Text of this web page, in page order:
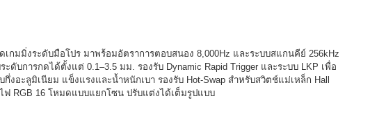
เกมมิ่งระดับมือโปร มาพร้อมอัตราการตอบสนอง 8,000Hz และระบบสแกนคีย์ 256kHz
ะดับการกดได้ตั้งแต่ 0.1–3.5 มม. รองรับ Dynamic Rapid Trigger และระบบ LKP เพื่อ
งอะลูมิเนียม แข็งแรงและน้ำหนักเบา รองรับ Hot-Swap สำหรับสวิตช์แม่เหล็ก Hall
ฟ RGB 16 โหมดแบบแยกโซน ปรับแต่งได้เต็มรูปแบบ